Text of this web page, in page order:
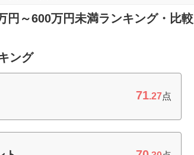
円～600万円未満ランキング・比較
ング
71.27点